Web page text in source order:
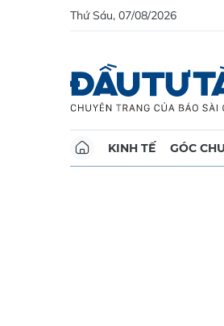
Thứ Sáu, 07/08/2026
KINH TẾ GÓC